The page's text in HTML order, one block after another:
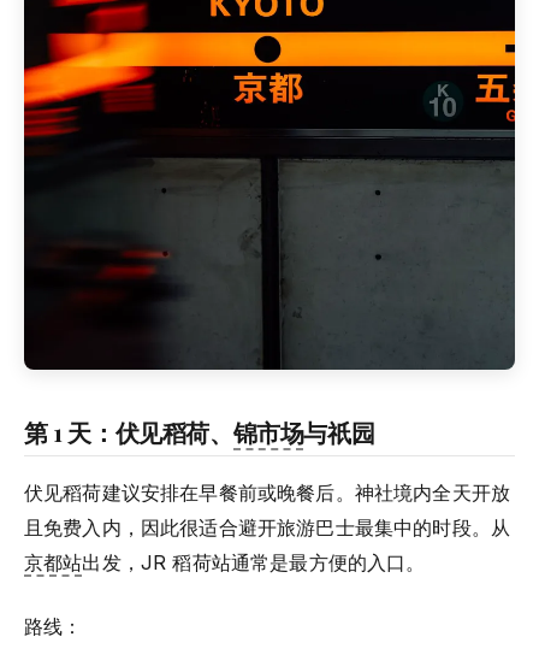
第 1 天：伏见稻荷、 锦市场与祇园
伏见稻荷建议安排在早餐前或晚餐后。神社境内全天开放
且免费入内，因此很适合避开旅游巴士最集中的时段。从
京都站出发，JR 稻荷站通常是最方便的入口。
路线：